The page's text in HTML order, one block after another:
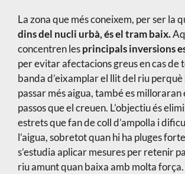
La zona que més coneixem, per ser la
dins del nucli urbà, és el tram baix.
concentren lesprincipals inversions
per evitar afectacions greus en cas de
banda d’eixamplar el llit del riu perquè
passar més aigua, també es milloraran
passos que el creuen. L’objectiu és
estrets que fan de coll d’ampolla i
l’aigua, sobretot quan hi ha pluges
s’estudia aplicar mesures per retenir
riu amunt quan baixa amb molta